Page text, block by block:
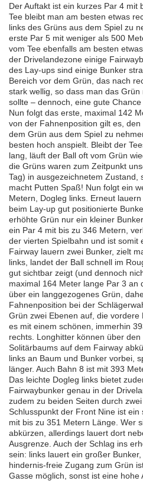
Der Auftakt ist ein kurzes Par 4 mit
Tee bleibt man am besten etwas
links des Grüns aus dem Spiel zu
erste Par 5 mit weniger als 500
vom Tee ebenfalls am besten
der Drivelandezone einige
des Lay-ups sind einige Bunker
Bereich vor dem Grün, das nach
stark wellig, so dass man das
sollte – dennoch, eine gute
Nun folgt das erste, maximal 142
von der Fahnenposition gilt es,
dem Grün aus dem Spiel zu
besten hoch anspielt. Bleibt der
lang, läuft der Ball oft vom Grün
die Grüns waren zum Zeitpunkt
Tag) in ausgezeichnetem Zustand,
macht Putten Spaß! Nun folgt ein
Metern, Dogleg links. Erneut
beim Lay-up gut positionierte
erhöhte Grün nur ein kleiner
ein Par 4 mit bis zu 346 Metern,
der vierten Spielbahn und ist somit
Fairway lauern zwei Bunker, zielt
links, landet der Ball schnell im
gut sichtbar zeigt (und dennoch
maximal 164 Meter lange Par 3 an
über ein langgezogenes Grün,
Fahnenposition bei der
Grün zwei Ebenen auf, die
es mit einem schönen, immerhin
rechts. Longhitter können über
Solitärbaums auf dem Fairway
links an Baum und Bunker vorbei,
länger. Auch Bahn 8 ist mit 393
Das leichte Dogleg links bietet
Fairwaybunker genau in der
zudem zu beiden Seiten durch
Schlusspunkt der Front Nine ist
mit bis zu 351 Metern Länge. Wer
abkürzen, allerdings lauert dort
Ausgrenze. Auch der Schlag ins
sein: links lauert ein großer
hindernis-freie Zugang zum Grün
Gasse möglich, sonst ist eine hohe